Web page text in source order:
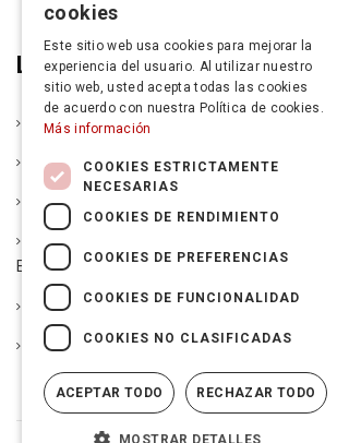
Legal
Política De Entrega
Aviso Legal
Condiciones De La Garantía
Política De Devoluciones Y Autorización De
Envío De Mercancía
Condiciones De Financiación
Política De Cookies
cookies
Este sitio web usa cookies para mejorar la
experiencia del usuario. Al utilizar nuestro
sitio web, usted acepta todas las cookies
de acuerdo con nuestra Política de cookies.
Más información
COOKIES ESTRICTAMENTE
NECESARIAS
COOKIES DE RENDIMIENTO
COOKIES DE PREFERENCIAS
COOKIES DE FUNCIONALIDAD
COOKIES NO CLASIFICADAS
ACEPTAR TODO RECHAZAR TODO
MOSTRAR DETALLES